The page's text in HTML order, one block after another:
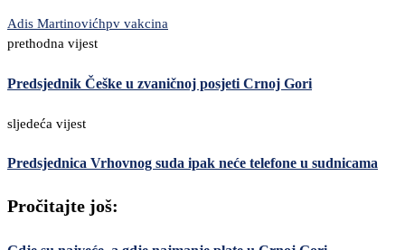
Adis Martinovićhpv vakcina
prethodna vijest
Predsjednik Češke u zvaničnoj posjeti Crnoj Gori
sljedeća vijest
Predsjednica Vrhovnog suda ipak neće telefone u sudnicama
Pročitajte još: